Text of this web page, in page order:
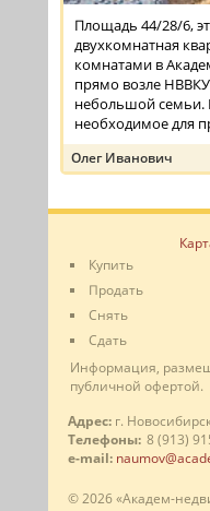
Площадь 44/28/6,
двухкомнатная
комнатами в
прямо возле
небольшой семьи.
необходимое для
Олег Иванович
Купить
Продать
Снять
Сдать
Информация,
публичной офертой.
Адрес: г.
Телефоны: 8 (913)
e-mail:
© 2026 «Академ-